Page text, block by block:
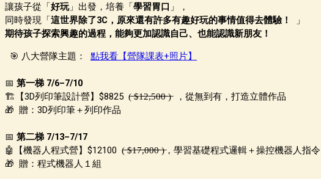
讓孩子從「好玩」出發，培養「學習胃口 」，
同時發現「這世界除了3C，原來還有許多有趣好玩的事情值得去體驗！
」
期待孩子探索興趣的過程，能夠更加認識自己、也能認識新朋友！
🎯 八大營隊主題： 點我看【營隊課表+照片】
📅 第一梯 7/6–7/10
🏗️【3D列印筆設計營】 $8825 (̶ ̶$̶1̶̶̶2̶,̶̶̶5̶0̶̶̶0̶̶̶ ̶)̶ ， 從無到有，打造立體作品
🎁 贈：3D列印筆＋列印作品
📅 第二梯 7/13–7/17
🤖【機器人程式營】 $12100 (̶ ̶$̶1̶̶̶7̶̶̶,̶̶̶0̶̶̶0̶̶̶0̶̶̶ ̶)̶， 學習基礎程式邏輯＋操控機器人指令
🎁 贈：程式機器人１組